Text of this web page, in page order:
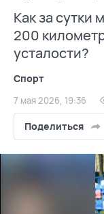
Как за сутки
200
усталости?
Спорт
7 мая 2026, 19:36
Поделиться